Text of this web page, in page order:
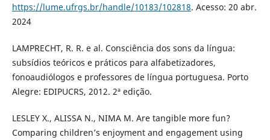
https://lume.ufrgs.br/handle/10183/102818. Acesso: 20 abr.
2024
LAMPRECHT, R. R. e al. Consciência dos sons da língua:
subsídios teóricos e práticos para alfabetizadores,
fonoaudiólogos e professores de língua portuguesa. Porto
Alegre: EDIPUCRS, 2012. 2ª edição.
LESLEY X., ALISSA N., NIMA M. Are tangible more fun?
Comparing children’s enjoyment and engagement using